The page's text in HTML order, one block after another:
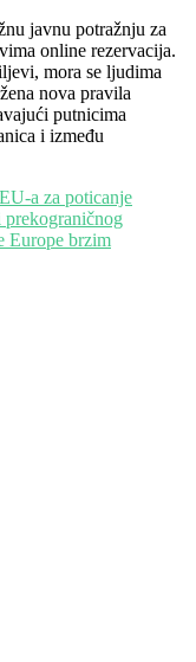
javnu potražnju za
online rezervacija.
mora se ljudima
nova pravila
putnicima
i između
a za poticanje
prekograničnog
Europe brzim